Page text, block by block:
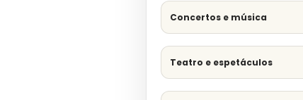
Concertos e música
Teatro e espetáculos